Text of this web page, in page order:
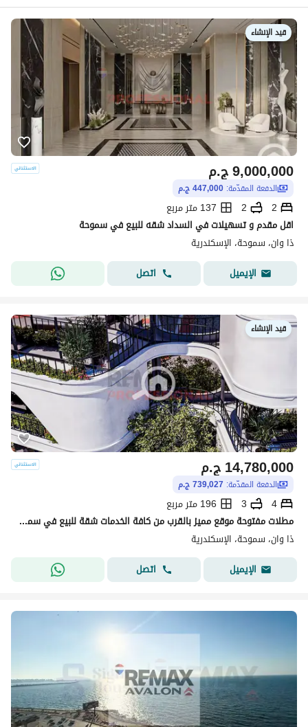
قيد الإنشاء
ج.م9,000,000
الدفعة المقدّمة: 447,000 ج.م
2
2
137 متر مربع
اقل مقدم و تسهيلات في السداد شقه للبيع في سموحة
ذا وان، سموحة، الإسكندرية
الإيميل
اتصل
قيد الإنشاء
ج.م14,780,000
الدفعة المقدّمة: 739,027 ج.م
4
3
196 متر مربع
مطلات مفتوحة موقع مميز بالقرب من كافة الخدمات شقة للبيع في سموحة
ذا وان، سموحة، الإسكندرية
الإيميل
اتصل